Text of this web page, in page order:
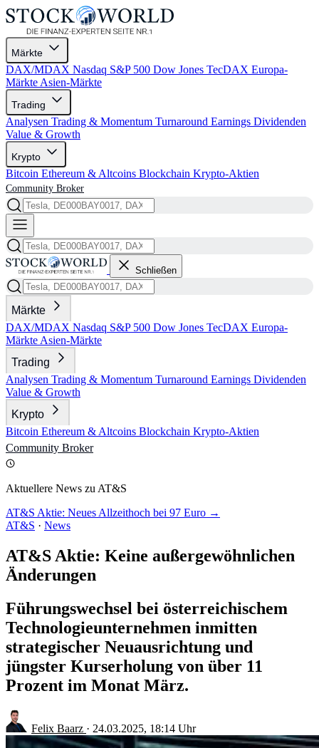
Märkte
DAX/MDAX Nasdaq S&P 500 Dow Jones TecDAX Europa-
Märkte Asien-Märkte
Trading
Analysen Trading & Momentum Turnaround Earnings Dividenden
Value & Growth
Krypto
Bitcoin Ethereum & Altcoins Blockchain Krypto-Aktien
Community Broker
Schließen
Märkte
DAX/MDAX Nasdaq S&P 500 Dow Jones TecDAX Europa-
Märkte Asien-Märkte
Trading
Analysen Trading & Momentum Turnaround Earnings Dividenden
Value & Growth
Krypto
Bitcoin Ethereum & Altcoins Blockchain Krypto-Aktien
Community Broker
Aktuellere News zu AT&S
AT&S Aktie: Neues Allzeithoch bei 97 Euro →
AT&S · News
AT&S Aktie: Keine außergewöhnlichen
Änderungen
Führungswechsel bei österreichischem
Technologieunternehmen inmitten
strategischer Neuausrichtung und
jüngster Kurserholung von über 11
Prozent im Monat März.
Felix Baarz · 24.03.2025, 18:14 Uhr